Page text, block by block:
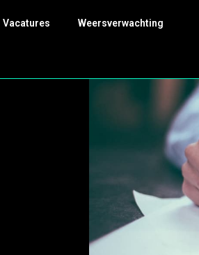
Vacatures Weersverwachting